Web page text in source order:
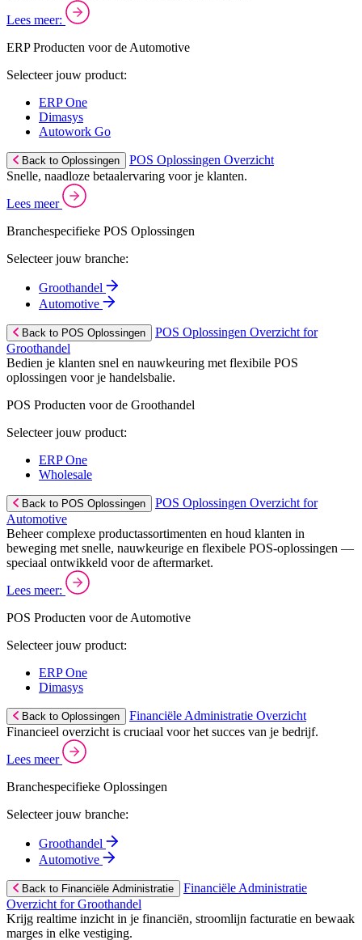
Lees meer:
ERP Producten voor de Automotive
Selecteer jouw product:
ERP One
Dimasys
Autowork Go
Back to Oplossingen
POS Oplossingen Overzicht
Snelle, naadloze betaalervaring voor je klanten.
Lees meer
Branchespecifieke POS Oplossingen
Selecteer jouw branche:
Groothandel
Automotive
Back to POS Oplossingen
POS Oplossingen Overzicht for
Groothandel
Bedien je klanten snel en nauwkeuring met flexibile POS
oplossingen voor je handelsbalie.
POS Producten voor de Groothandel
Selecteer jouw product:
ERP One
Wholesale
Back to POS Oplossingen
POS Oplossingen Overzicht for
Automotive
Beheer complexe productassortimenten en houd klanten in
beweging met snelle, nauwkeurige en flexibele POS-oplossingen —
speciaal ontwikkeld voor de aftermarket.
Lees meer:
POS Producten voor de Automotive
Selecteer jouw product:
ERP One
Dimasys
Back to Oplossingen
Financiële Administratie Overzicht
Financieel overzicht is cruciaal voor het succes van je bedrijf.
Lees meer
Branchespecifieke Oplossingen
Selecteer jouw branche:
Groothandel
Automotive
Back to Financiële Administratie
Financiële Administratie
Overzicht for Groothandel
Krijg realtime inzicht in je financiën, stroomlijn facturatie en bewaak
marges in elke vestiging.